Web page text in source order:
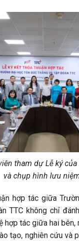
tham dự Lễ ký
và chụp hình lưu
hợp tác giữa
TTC không chỉ
hợp tác giữa hai bên,
tạo, nghiên cứu và